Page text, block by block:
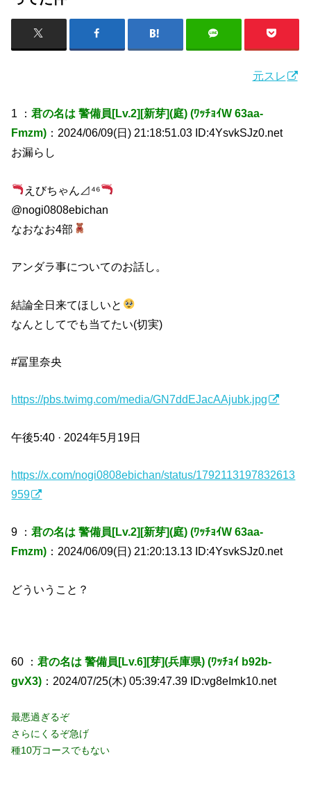
元スレ
1 ：君の名は 警備員[Lv.2][新芽](庭) (ﾜｯﾁｮｲW 63aa-
Fmzm) ：2024/06/09(日) 21:18:51.03 ID:4YsvkSJz0.net
お漏らし
えびちゃん⊿⁴⁶
@nogi0808ebichan
なおなお4部
アンダラ事についてのお話し。
結論全日来てほしいと
なんとしてでも当てたい(切実)
#冨里奈央
https://pbs.twimg.com/media/GN7ddEJacAAjubk.jpg
午後5:40 · 2024年5月19日
https://x.com/nogi0808ebichan/status/1792113197832613
959
9 ：君の名は 警備員[Lv.2][新芽](庭) (ﾜｯﾁｮｲW 63aa-
Fmzm) ：2024/06/09(日) 21:20:13.13 ID:4YsvkSJz0.net
どういうこと？
60 ：君の名は 警備員[Lv.6][芽](兵庫県) (ﾜｯﾁｮｲ b92b-
gvX3) ：2024/07/25(木) 05:39:47.39 ID:vg8eImk10.net
最悪過ぎるぞ
さらにくるぞ急げ
種10万コースでもない